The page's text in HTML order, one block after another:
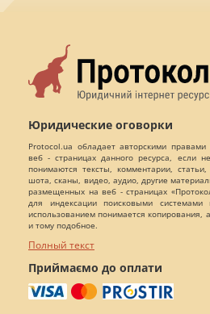
Юридические оговорки
Protocol.ua обладает авторскими
веб - страницах данного ресурса, если
понимаются тексты, комментарии,
шота, сканы, видео, аудио, другие
размещенных на веб - страницах
для индексации поисковыми
использованием понимается копирования,
и тому подобное.
Полный текст
Приймаємо до оплати